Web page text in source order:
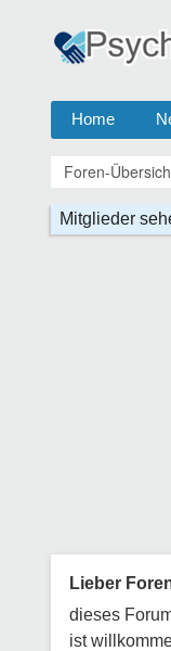
Home
Foren-
Lieber
dieses
ist